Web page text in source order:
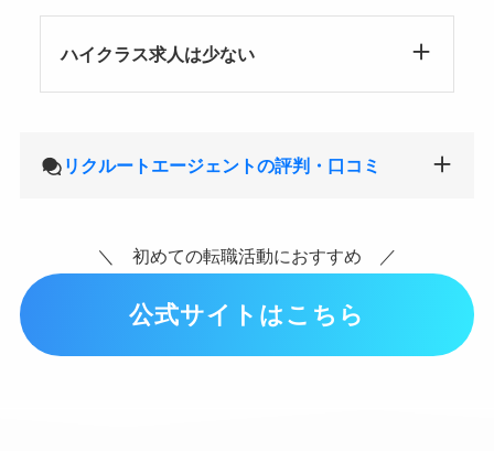
ハイクラス求人は少ない
リクルートエージェントの評判・口コミ
＼ 初めての転職活動におすすめ ／
公式サイトはこちら